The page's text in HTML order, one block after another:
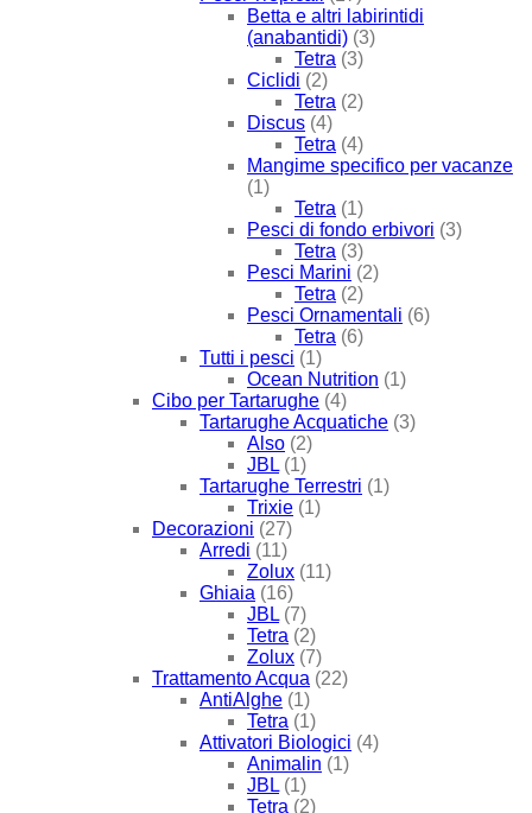
Betta e altri labirintidi
(anabantidi) (3)
Tetra (3)
Ciclidi (2)
Tetra (2)
Discus (4)
Tetra (4)
Mangime specifico per vacanze
(1)
Tetra (1)
Pesci di fondo erbivori (3)
Tetra (3)
Pesci Marini (2)
Tetra (2)
Pesci Ornamentali (6)
Tetra (6)
Tutti i pesci (1)
Ocean Nutrition (1)
Cibo per Tartarughe (4)
Tartarughe Acquatiche (3)
Also (2)
JBL (1)
Tartarughe Terrestri (1)
Trixie (1)
Decorazioni (27)
Arredi (11)
Zolux (11)
Ghiaia (16)
JBL (7)
Tetra (2)
Zolux (7)
Trattamento Acqua (22)
AntiAlghe (1)
Tetra (1)
Attivatori Biologici (4)
Animalin (1)
JBL (1)
Tetra (2)